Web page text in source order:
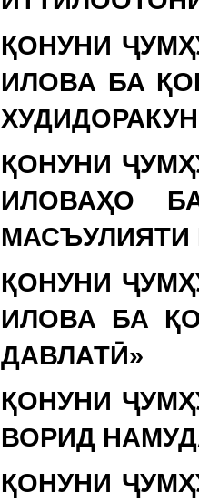
ҚОНУНИ
ИЛОВА БА
ҚОНУНИ
ИЛОВАҲО
МАСЪУЛИЯТИ
ҚОНУНИ
ИЛОВА БА
ДАВЛАТӢ»
ҚОНУНИ
ВОРИД
ҚОНУНИ